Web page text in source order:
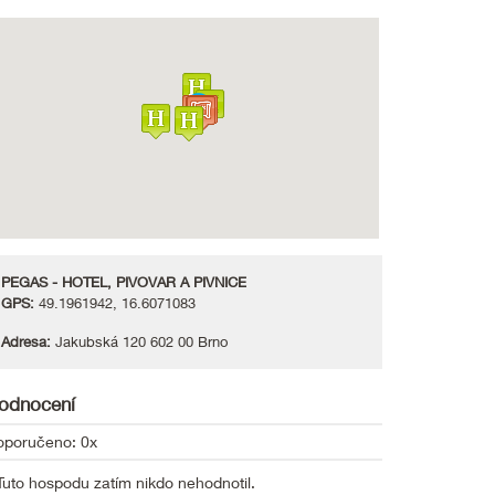
PEGAS - HOTEL, PIVOVAR A PIVNICE
GPS: 49.1961942, 16.6071083
Adresa: Jakubská 120 602 00 Brno
0x
hospodu zatím nikdo nehodnotil.